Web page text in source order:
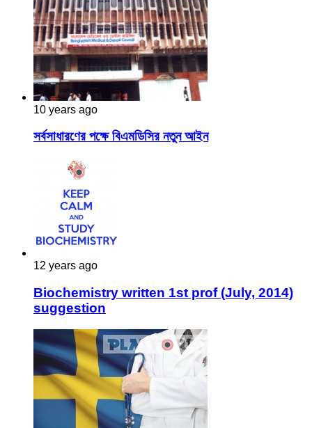
10 years ago
সর্বসাধারণের পক্ষে বিএমডিসির নতুন আইন
12 years ago
Biochemistry written 1st prof (July, 2014)
suggestion